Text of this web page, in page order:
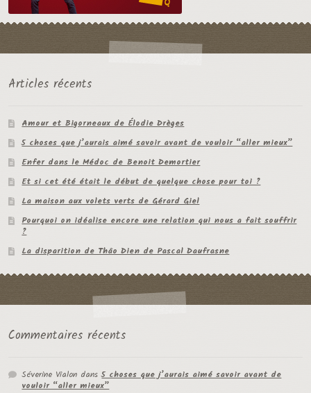
Articles récents
Amour et Bigorneaux de Élodie Drèges
5 choses que j’aurais aimé savoir avant de vouloir “aller mieux”
Enfer dans le Médoc de Benoit Demortier
Et si cet été était le début de quelque chose pour toi ?
La maison aux volets verts de Gérard Giel
Pourquoi on idéalise encore une relation qui nous a fait souffrir
?
La disparition de Thâo Dien de Pascal Daufrasne
Commentaires récents
Séverine Vialon dans5 choses que j’aurais aimé savoir avant de
vouloir “aller mieux”